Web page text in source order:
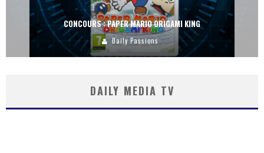
CONCOURS : PAPER MARIO ORIGAMI KING
Daily Passions
DAILY MEDIA TV